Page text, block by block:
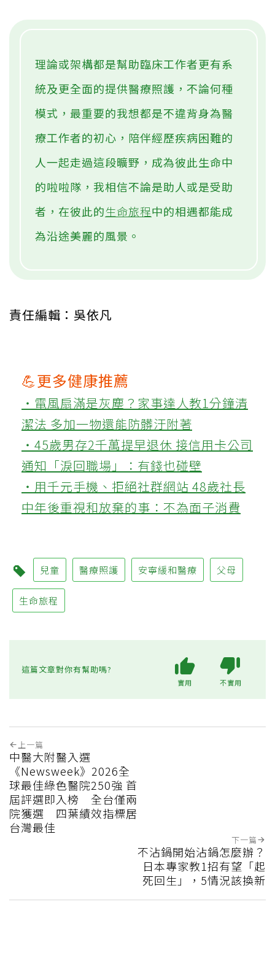
理論或架構都是幫助臨床工作者更有系
統及更全面的提供醫療照護，不論何種
模式，最重要的我想都是不違背身為醫
療工作者的初心，陪伴經歷疾病困難的
人一起走過這段曠野，成為彼此生命中
的啦啦隊，我相信不論是助人或是受助
者，在彼此的生命旅程中的相遇都能成
為沿途美麗的風景。
責任編輯：吳依凡
💪更多健康推薦
‧電風扇滿是灰塵？家事達人教1分鐘清
潔法 多加一物還能防髒汙附著
‧45歲男存2千萬提早退休 接信用卡公司
通知「淚回職場」：有錢也碰壁
‧用千元手機、拒絕社群網站 48歲社長
中年後重視和放棄的事：不為面子消費
兒童 醫療照護 安寧緩和醫療 父母
生命旅程
這篇文章對你有幫助嗎?
實用 不實用
上一篇
中醫大附醫入選
《Newsweek》2026全
球最佳綠色醫院250強 首
屆評選即入榜 全台僅兩
院獲選 四葉績效指標居
台灣最佳
下一篇
不沾鍋開始沾鍋怎麼辦？
日本專家教1招有望「起
死回生」，5情況該換新